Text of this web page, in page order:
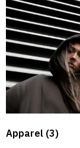
Apparel (3)